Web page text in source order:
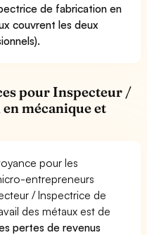
de fabrication en
couvrent les deux
pour Inspecteur /
mécanique et
pour les
entrepreneurs
/ Inspectrice de
des métaux est de
pertes de revenus